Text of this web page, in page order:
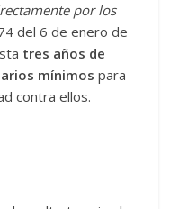
por los
del 6 de enero de
tres años de
mínimos para
contra ellos.